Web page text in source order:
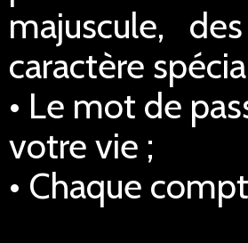
majuscule,
caractère
• Le mot de
votre vie ;
• Chaque